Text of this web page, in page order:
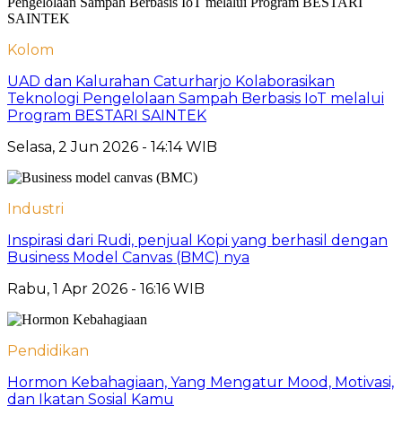
Kolom
UAD dan Kalurahan Caturharjo Kolaborasikan
Teknologi Pengelolaan Sampah Berbasis IoT melalui
Program BESTARI SAINTEK
Selasa, 2 Jun 2026 - 14:14 WIB
Industri
Inspirasi dari Rudi, penjual Kopi yang berhasil dengan
Business Model Canvas (BMC) nya
Rabu, 1 Apr 2026 - 16:16 WIB
Pendidikan
Hormon Kebahagiaan, Yang Mengatur Mood, Motivasi,
dan Ikatan Sosial Kamu